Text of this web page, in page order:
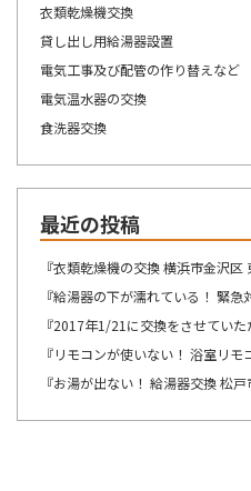
衣類乾燥機交換
貸し出し用給湯器設置
電気工事及び配管の作り替えなど
電気温水器の交換
食洗器交換
最近の投稿
『給湯器の下が濡れている！ 緊